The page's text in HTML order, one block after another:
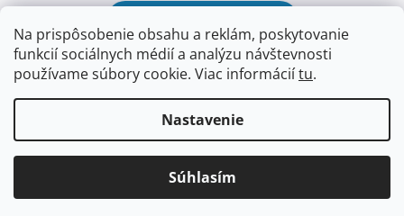
Na prispôsobenie obsahu a reklám, poskytovanie
funkcií sociálnych médií a analýzu návštevnosti
používame súbory cookie. Viac informáciítu.
Nastavenie
Súhlasím